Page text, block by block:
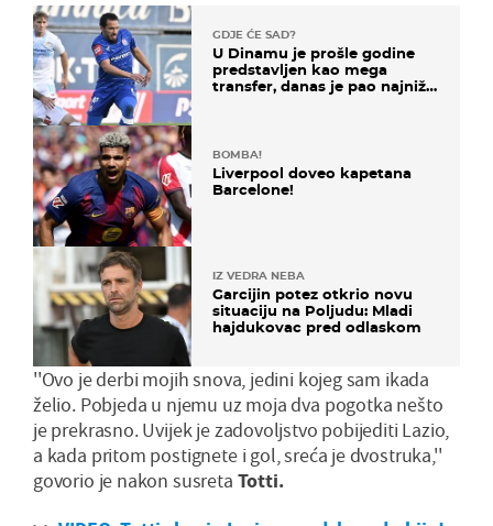
GDJE ĆE SAD?
U Dinamu je prošle godine
predstavljen kao mega
transfer, danas je pao najniže
BOMBA!
Liverpool doveo kapetana
Barcelone!
IZ VEDRA NEBA
Garcijin potez otkrio novu
situaciju na Poljudu: Mladi
hajdukovac pred odlaskom
''Ovo je derbi mojih snova, jedini kojeg sam ikada
želio. Pobjeda u njemu uz moja dva pogotka nešto
je prekrasno. Uvijek je zadovoljstvo pobijediti Lazio,
a kada pritom postignete i gol, sreća je dvostruka,''
govorio je nakon susreta Totti.